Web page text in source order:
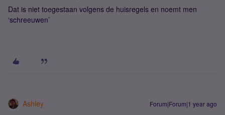
Dat is niet toegestaan volgens de huisregels en noemt men
‘schreeuwen’
Ashley Forum|Forum|1 year ago